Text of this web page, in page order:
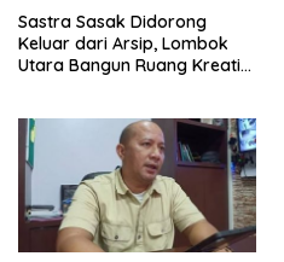
Sastra Sasak Didorong
Keluar dari Arsip, Lombok
Utara Bangun Ruang Kreatif